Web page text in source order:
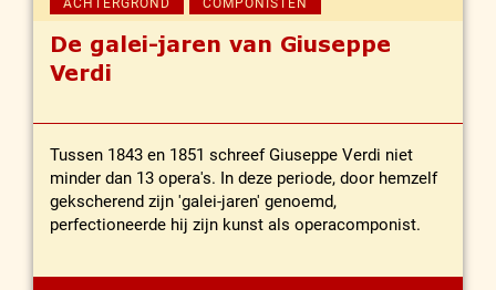
De galei-jaren van Giuseppe
Verdi
Tussen 1843 en 1851 schreef Giuseppe Verdi niet
minder dan 13 opera's. In deze periode, door hemzelf
gekscherend zijn 'galei-jaren' genoemd,
perfectioneerde hij zijn kunst als operacomponist.